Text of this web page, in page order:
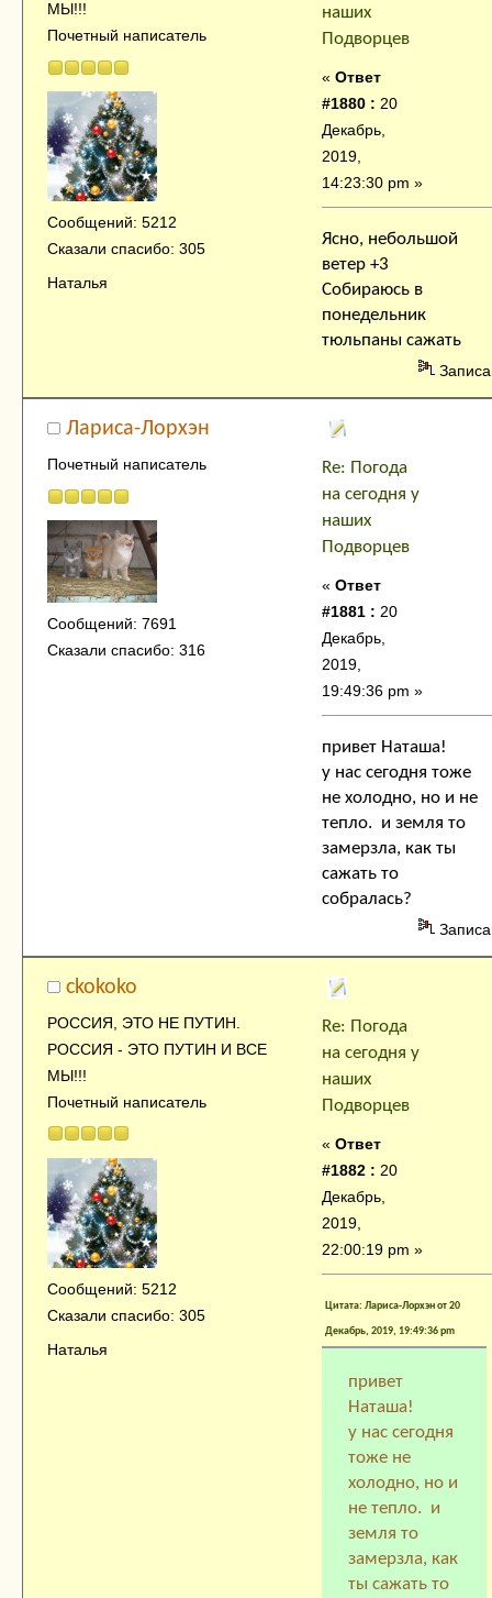
МЫ!!!
Почетный написатель
Сообщений: 5212
Сказали спасибо: 305
Наталья
наших
Подворцев
« Ответ
#1880 : 20
Декабрь,
2019,
14:23:30 pm »
Ясно, небольшой
ветер +3
Собираюсь в
понедельник
тюльпаны сажать
Лариса-Лорхэн
Почетный написатель
Сообщений: 7691
Сказали спасибо: 316
Re: Погода
на сегодня у
наших
Подворцев
« Ответ
#1881 : 20
Декабрь,
2019,
19:49:36 pm »
привет Наташа!
у нас сегодня тоже
не холодно, но и не
тепло. и земля то
замерзла, как ты
сажать то
собралась?
ckokoko
РОССИЯ, ЭТО НЕ ПУТИН.
РОССИЯ - ЭТО ПУТИН И ВСЕ
МЫ!!!
Почетный написатель
Сообщений: 5212
Сказали спасибо: 305
Наталья
Re: Погода
на сегодня у
наших
Подворцев
« Ответ
#1882 : 20
Декабрь,
2019,
22:00:19 pm »
Цитата: Лариса-Лорхэн от 20
Декабрь, 2019, 19:49:36 pm
привет
Наташа!
у нас сегодня
тоже не
холодно, но и
не тепло. и
земля то
замерзла, как
ты сажать то